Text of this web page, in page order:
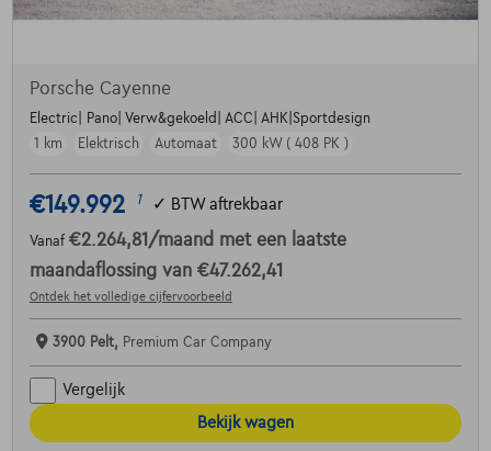
Porsche Cayenne
Electric| Pano| Verw&gekoeld| ACC| AHK|Sportdesign
1 km
Elektrisch Automaat 300 kW ( 408 PK )
€149.992 1 ✓ BTW aftrekbaar
Vanaf €2.264,81 /maand met een laatste
maandaflossing van €47.262,41
Ontdek het volledige cijfervoorbeeld
3900 Pelt, Premium Car Company
Vergelijk
Bekijk wagen